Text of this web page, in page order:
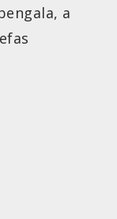
a